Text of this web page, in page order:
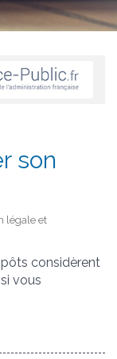
son
légale et
considèrent
vous